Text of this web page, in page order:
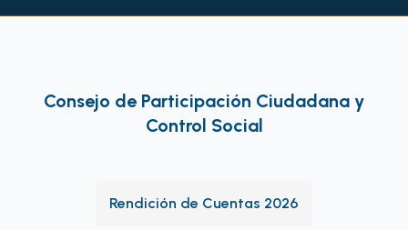
Consejo de Participación Ciudadana y
Control Social
Rendición de Cuentas 2026